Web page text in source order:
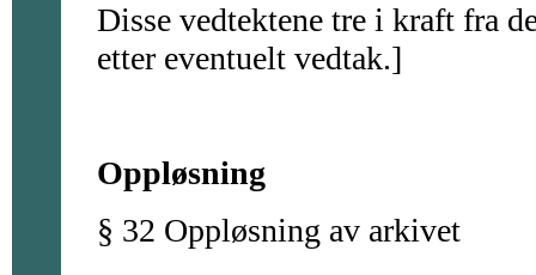
Disse vedtektene tre i kraft fra
etter eventuelt vedtak.]
Oppløsning
§ 32 Oppløsning av arkivet